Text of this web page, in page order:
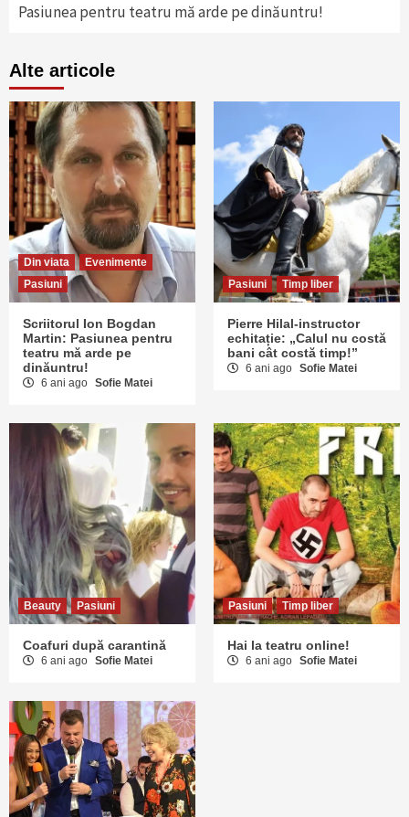
Pasiunea pentru teatru mă arde pe dinăuntru!
Alte articole
Din viata
Evenimente
Pasiuni
Scriitorul Ion Bogdan
Martin: Pasiunea pentru
teatru mă arde pe
dinăuntru!
6 ani ago Sofie Matei
Pasiuni Timp liber
Pierre Hilal-instructor
echitație: „Calul nu costă
bani cât costă timp!”
6 ani ago Sofie Matei
Beauty Pasiuni
Coafuri după carantină
6 ani ago Sofie Matei
Pasiuni Timp liber
Hai la teatru online!
6 ani ago Sofie Matei